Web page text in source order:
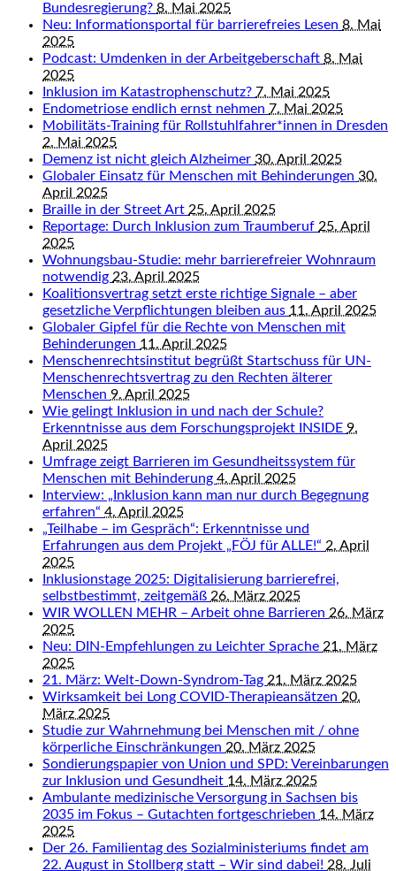
Bundesregierung? 8. Mai 2025
Neu: Informationsportal für barrierefreies Lesen 8. Mai
2025
Podcast: Umdenken in der Arbeitgeberschaft 8. Mai
2025
Inklusion im Katastrophenschutz? 7. Mai 2025
Endometriose endlich ernst nehmen 7. Mai 2025
Mobilitäts-Training für Rollstuhlfahrer*innen in Dresden
2. Mai 2025
Demenz ist nicht gleich Alzheimer 30. April 2025
Globaler Einsatz für Menschen mit Behinderungen 30.
April 2025
Braille in der Street Art 25. April 2025
Reportage: Durch Inklusion zum Traumberuf 25. April
2025
Wohnungsbau-Studie: mehr barrierefreier Wohnraum
notwendig 23. April 2025
Koalitionsvertrag setzt erste richtige Signale – aber
gesetzliche Verpflichtungen bleiben aus 11. April 2025
Globaler Gipfel für die Rechte von Menschen mit
Behinderungen 11. April 2025
Menschenrechtsinstitut begrüßt Startschuss für UN-
Menschenrechtsvertrag zu den Rechten älterer
Menschen 9. April 2025
Wie gelingt Inklusion in und nach der Schule?
Erkenntnisse aus dem Forschungsprojekt INSIDE 9.
April 2025
Umfrage zeigt Barrieren im Gesundheitssystem für
Menschen mit Behinderung 4. April 2025
Interview: „Inklusion kann man nur durch Begegnung
erfahren“ 4. April 2025
„Teilhabe – im Gespräch“: Erkenntnisse und
Erfahrungen aus dem Projekt „FÖJ für ALLE!“ 2. April
2025
Inklusionstage 2025: Digitalisierung barrierefrei,
selbstbestimmt, zeitgemäß 26. März 2025
WIR WOLLEN MEHR – Arbeit ohne Barrieren 26. März
2025
Neu: DIN-Empfehlungen zu Leichter Sprache 21. März
2025
21. März: Welt-Down-Syndrom-Tag 21. März 2025
Wirksamkeit bei Long COVID-Therapieansätzen 20.
März 2025
Studie zur Wahrnehmung bei Menschen mit / ohne
körperliche Einschränkungen 20. März 2025
Sondierungspapier von Union und SPD: Vereinbarungen
zur Inklusion und Gesundheit 14. März 2025
Ambulante medizinische Versorgung in Sachsen bis
2035 im Fokus – Gutachten fortgeschrieben 14. März
2025
Der 26. Familientag des Sozialministeriums findet am
22. August in Stollberg statt – Wir sind dabei! 28. Juli